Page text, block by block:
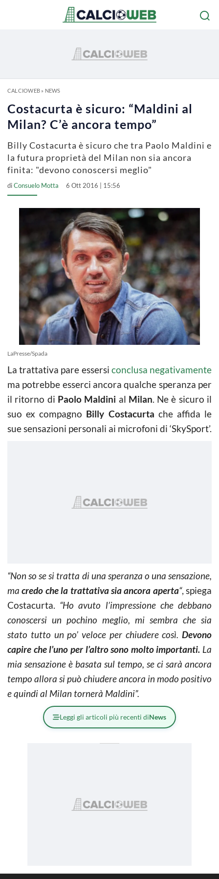
CALCIOWEB» NEWS
Costacurta è sicuro: “Maldini al
Milan? C’è ancora tempo”
Billy Costacurta è sicuro che tra Paolo Maldini e
la futura proprietà del Milan non sia ancora
finita: "devono conoscersi meglio"
diConsuelo Motta 6 Ott 2016 | 15:56
LaPresse/Spada
La trattativa pare essersi conclusa negativamente
ma potrebbe esserci ancora qualche speranza per
il ritorno di Paolo Maldini al Milan. Ne è sicuro il
suo ex compagno Billy Costacurta che affida le
sue sensazioni personali ai microfoni di ‘SkySport’.
“Non so se si tratta di una speranza o una sensazione,
macredo che la trattativa sia ancora aperta“, spiega
Costacurta. “Ho avuto l’impressione che debbano
conoscersi un pochino meglio, mi sembra che sia
stato tutto un po’ veloce per chiudere così. Devono
capire che l’uno per l’altro sono molto importanti. La
mia sensazione è basata sul tempo, se ci sarà ancora
tempo allora si può chiudere ancora in modo positivo
e quindi al Milan tornerà Maldini”.
Leggi gli articoli più recenti diNews